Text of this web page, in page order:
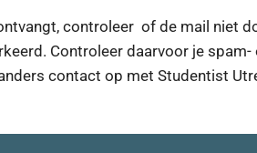
controleer of de mail niet
Controleer daarvoor je
contact op met Studentist